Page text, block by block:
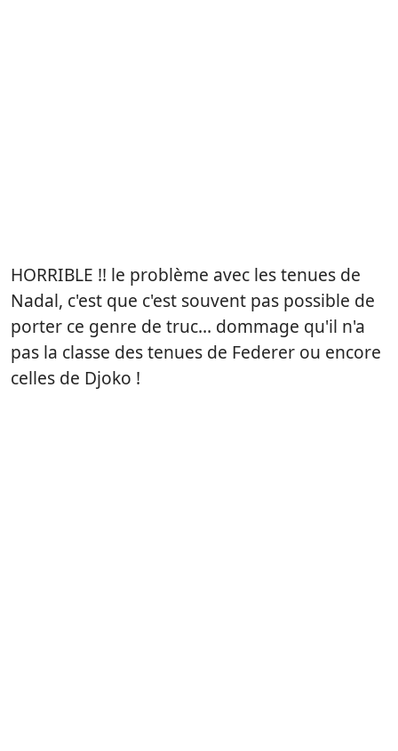
HORRIBLE !! le problème avec les tenues de
Nadal, c'est que c'est souvent pas possible de
porter ce genre de truc… dommage qu'il n'a
pas la classe des tenues de Federer ou encore
celles de Djoko !